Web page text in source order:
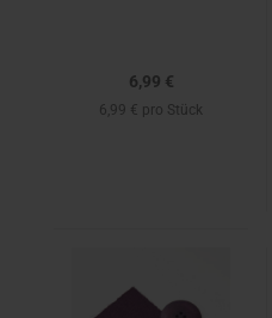
6,99 €
6,99 € pro Stück